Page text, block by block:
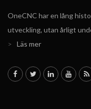
OneCNC har en lång
utveckling, utan årligt
>
Läs mer